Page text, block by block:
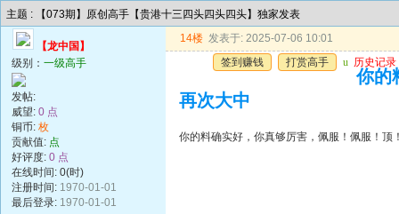
主题 : 【073期】原创高手【贵港十三四头四头四头】独家发表
【龙中国】
级别： 一级高手
发帖:
威望: 0 点
铜币: 枚
贡献值: 点
好评度: 0 点
在线时间: 0(时)
注册时间: 1970-01-01
最后登录: 1970-01-01
14楼 发表于: 2025-07-06 10:01
签到赚钱
打赏高手 u 历史记录
你的
再次大中
你的料确实好，你真够厉害，佩服！佩服！顶